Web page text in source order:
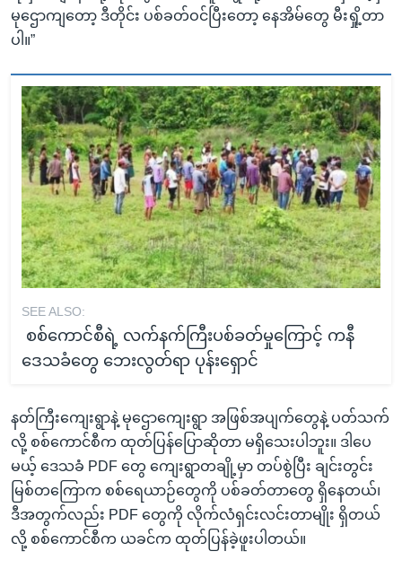
မုဌောကျတော့ ဒီတိုင်း ပစ်ခတ်ဝင်ပြီးတော့ နေအိမ်တွေ မီးရှို့တာ
ပါ။”
SEE ALSO:
စစ်ကောင်စီရဲ့ လက်နက်ကြီးပစ်ခတ်မှုကြောင့် ကနီ
ဒေသခံတွေ ဘေးလွတ်ရာ ပုန်းရှောင်
နတ်ကြီးကျေးရွာနဲ့ မုဌောကျေးရွာ အဖြစ်အပျက်တွေနဲ့ ပတ်သက်
လို့ စစ်ကောင်စီက ထုတ်ပြန်ပြောဆိုတာ မရှိသေးပါဘူး။ ဒါပေ
မယ့် ဒေသခံ PDF တွေ ကျေးရွာတချို့မှာ တပ်စွဲပြီး ချင်းတွင်း
မြစ်တကြောက စစ်ရေယာဉ်တွေကို ပစ်ခတ်တာတွေ ရှိနေတယ်၊
ဒီအတွက်လည်း PDF တွေကို လိုက်လံရှင်းလင်းတာမျိုး ရှိတယ်
လို့ စစ်ကောင်စီက ယခင်က ထုတ်ပြန်ခဲ့ဖူးပါတယ်။